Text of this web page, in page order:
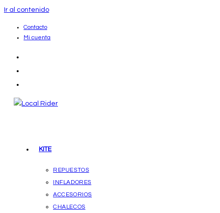
Ir al contenido
Contacto
Mi cuenta
KITE
REPUESTOS
INFLADORES
ACCESORIOS
CHALECOS